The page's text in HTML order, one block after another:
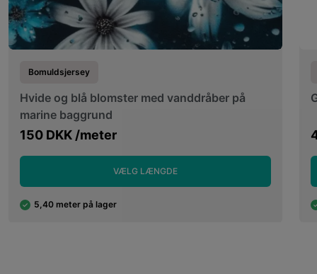
Bomuldsjersey
Hvide og blå blomster med vanddråber på
marine baggrund
150 DKK /meter
VÆLG LÆNGDE
5,40 meter på lager